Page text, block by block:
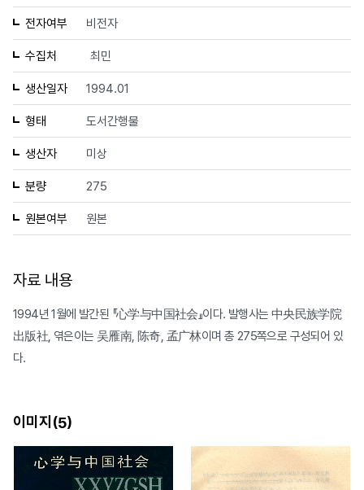
전자여부 비전자
수집처 최민
생산일자 1994.01
형태 도서간행물
생산자 미상
분량 275
원본여부 원본
자료 내용
1994년 1월에 발간된 『心学与中国社会』이다. 발행사는 中央民族学院
出版社, 엮은이는 吴雁南, 陈奇, 孟广林이며 총 275쪽으로 구성되어 있
다.
이미지(5)